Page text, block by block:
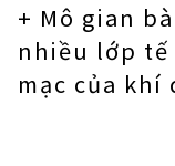
+ Mô gian
nhiều lớp tế
mạc của khí